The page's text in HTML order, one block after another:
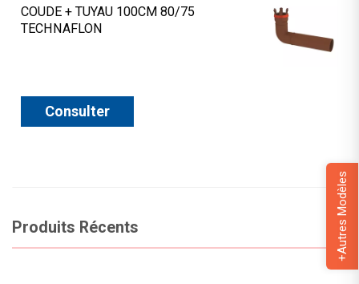
+Autres Modèles
COUDE + TUYAU 100CM 80/75
TECHNAFLON
Consulter
Produits Récents